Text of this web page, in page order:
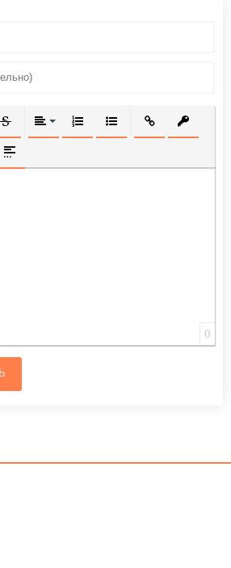
ВЫРАВНИВАНИЕ
НУМЕРОВАННЫЙ СПИСОК
МАРКИРОВАННЫЙ
ВСТАВИТЬ
ТЕКСТА
ЦИТАТЫСПОЙЛЕРА
0